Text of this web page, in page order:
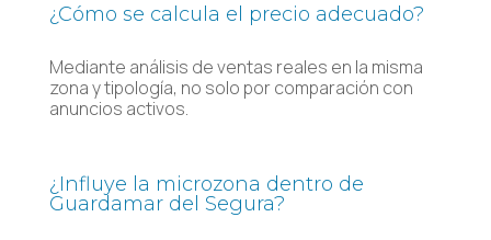
¿Cómo se calcula el precio adecuado?
Mediante análisis de ventas reales en la misma
zona y tipología, no solo por comparación con
anuncios activos.
¿Influye la microzona dentro de
Guardamar del Segura?